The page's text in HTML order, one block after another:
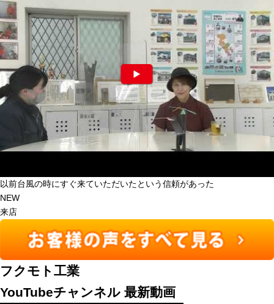
以前台風の時にすぐ来ていただいたという信頼があった
NEW
来店
フクモト工業
YouTubeチャンネル 最新動画